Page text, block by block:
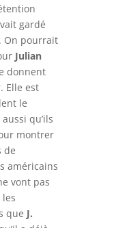
gardé
On pourrait
Julian
donnent
Elle est
le
qu’ils
montrer
de
américains
vont pas
que J.